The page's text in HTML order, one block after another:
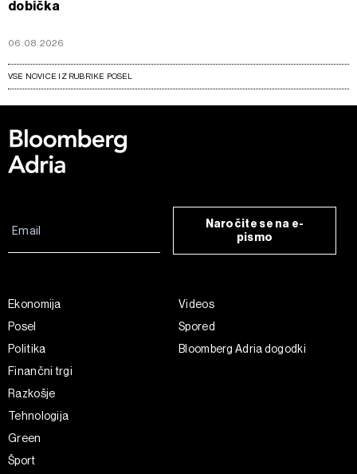
dobička
06.08.2026
VSE NOVICE IZ RUBRIKE POSEL
Naročite se na e-
pismo
Ekonomija
Posel
Politika
Finančni trgi
Razkošje
Tehnologija
Green
Šport
Videos
Spored
Bloomberg Adria dogodki